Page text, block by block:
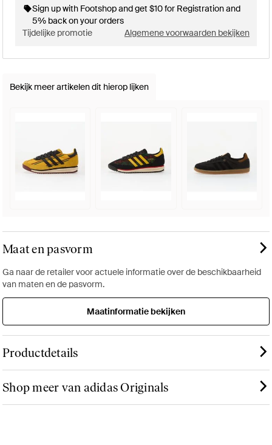
Sign up with Footshop and get $10 for Registration and
5% back on your orders
Tijdelijke promotie
Algemene voorwaarden bekijken
Bekijk meer artikelen dit hierop lijken
Maat en pasvorm
Ga naar de retailer voor actuele informatie over de beschikbaarheid
van maten en de pasvorm.
Maatinformatie bekijken
Productdetails
Shop meer van adidas Originals